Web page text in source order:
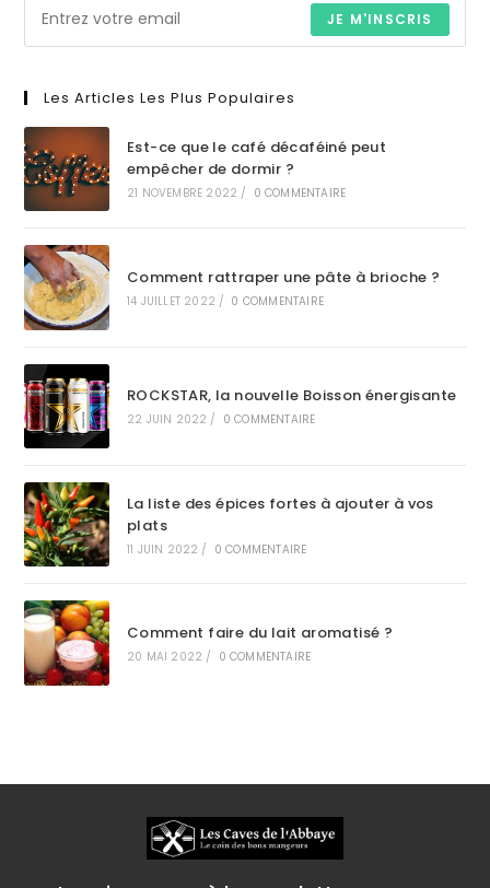
JE M'INSCRIS
Les Articles Les Plus Populaires
Est-ce que le café décaféiné peut
empêcher de dormir ?
21 NOVEMBRE 2022 / 0 COMMENTAIRE
Comment rattraper une pâte à brioche ?
14 JUILLET 2022 / 0 COMMENTAIRE
ROCKSTAR, la nouvelle Boisson énergisante
22 JUIN 2022 / 0 COMMENTAIRE
La liste des épices fortes à ajouter à vos
plats
11 JUIN 2022 / 0 COMMENTAIRE
Comment faire du lait aromatisé ?
20 MAI 2022 / 0 COMMENTAIRE